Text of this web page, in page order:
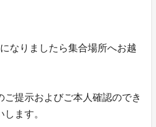
なりましたら集合場所へお越
ご提示およびご本人確認のでき
ます。